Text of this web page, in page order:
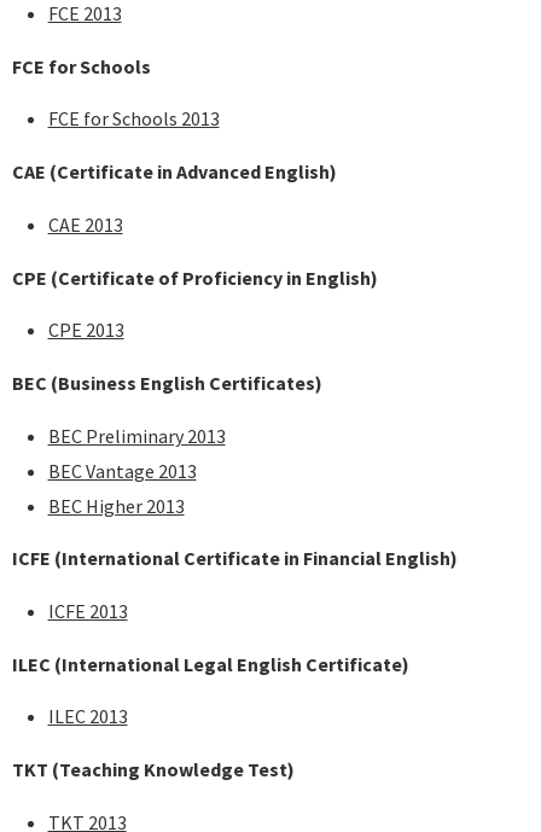
FCE 2013
FCE for Schools
FCE for Schools 2013
CAE (Certificate in Advanced English)
CAE 2013
CPE (Certificate of Proficiency in English)
CPE 2013
BEC (Business English Certificates)
BEC Preliminary 2013
BEC Vantage 2013
BEC Higher 2013
ICFE (International Certificate in Financial English)
ICFE 2013
ILEC (International Legal English Certificate)
ILEC 2013
TKT (Teaching Knowledge Test)
TKT 2013